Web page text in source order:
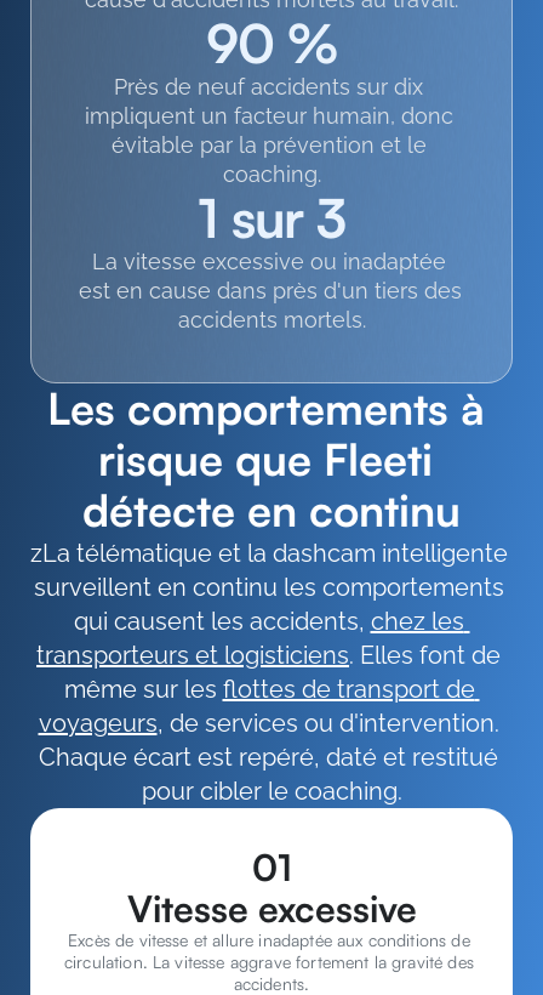
90 %
Près de neuf accidents sur dix
impliquent un facteur humain, donc
évitable par la prévention et le
coaching.
1 sur 3
La vitesse excessive ou inadaptée
est en cause dans près d'un tiers des
accidents mortels.
Les comportements à
risque que Fleeti
détecte en continu
zLa télématique et la dashcam intelligente
surveillent en continu les comportements
qui causent les accidents, chez les
transporteurs et logisticiens. Elles font de
même sur les flottes de transport de
voyageurs, de services ou d'intervention.
Chaque écart est repéré, daté et restitué
pour cibler le coaching.
01
Vitesse excessive
Excès de vitesse et allure inadaptée aux conditions de
circulation. La vitesse aggrave fortement la gravité des
accidents.